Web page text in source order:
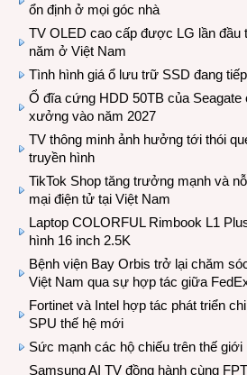
ổn định ở mọi góc nhà
TV OLED cao cấp được LG lần đầu
năm ở Việt Nam
Tình hình giá ổ lưu trữ SSD đang
Ổ đĩa cứng HDD 50TB của Seagate
xưởng vào năm 2027
TV thông minh ảnh hưởng tới thói
truyền hình
TikTok Shop tăng trưởng mạnh và
mại điện tử tại Việt Nam
Laptop COLORFUL Rimbook L1
hình 16 inch 2.5K
Bệnh viện Bay Orbis trở lại chăm
Việt Nam qua sự hợp tác giữa
Fortinet và Intel hợp tác phát triển
SPU thế hệ mới
Sức mạnh các hộ chiếu trên thế giới
Samsung AI TV đồng hành cùng